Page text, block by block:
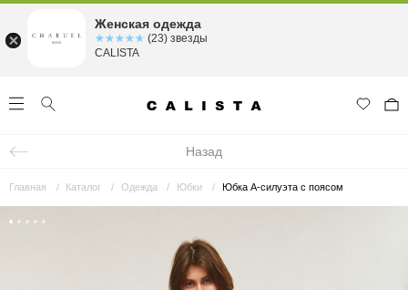
Назад
Главная Каталог Одежда Юбки Юбка А-силуэта с поясом
Женская одежда
☆☆☆☆☆
★★★★★ (23) звезды
CALISTA